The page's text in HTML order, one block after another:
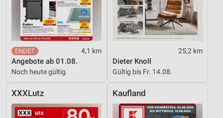
4,1 km
Angebote ab 01.08.
Noch heute gültig
25,2 km
Dieter Knoll
Gültig bis Fr. 14.08.
XXXLutz Kaufland